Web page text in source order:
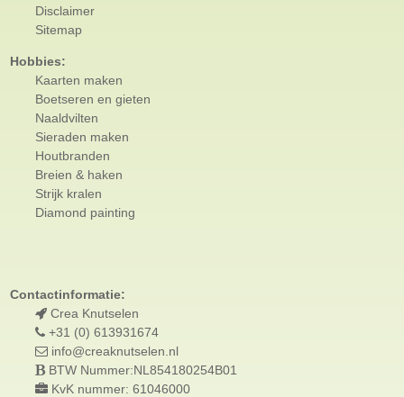
Disclaimer
Sitemap
Hobbies:
Kaarten maken
Boetseren en gieten
Naaldvilten
Sieraden maken
Houtbranden
Breien & haken
Strijk kralen
Diamond painting
Contactinformatie:
Crea Knutselen
+31 (0) 613931674
info@creaknutselen.nl
BTW Nummer:NL854180254B01
KvK nummer: 61046000